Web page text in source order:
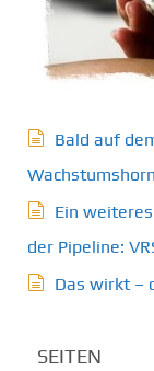
Bald auf
Ein
der Pipeline:
Das wirkt –
SEITEN